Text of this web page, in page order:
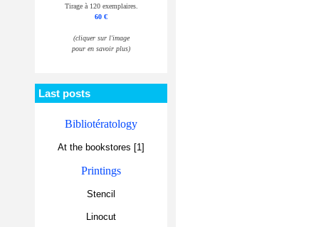
Tirage à 120 exemplaires.
60 €
(cliquer sur l'image
pour en savoir plus)
Last posts
Bibliotératology
At the bookstores [1]
Printings
Stencil
Linocut